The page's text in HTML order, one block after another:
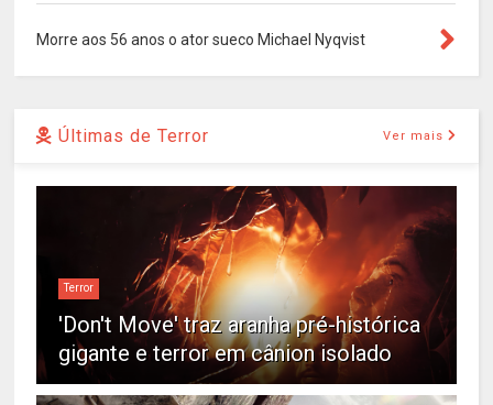
Morre aos 56 anos o ator sueco Michael Nyqvist
Últimas de Terror Ver mais
Terror
'Don't Move' traz aranha pré-histórica
gigante e terror em cânion isolado